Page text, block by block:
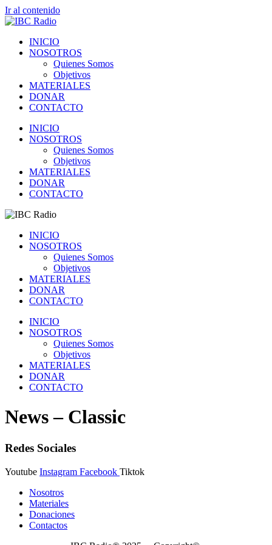
Ir al contenido
INICIO
NOSOTROS
Quienes Somos
Objetivos
MATERIALES
DONAR
CONTACTO
INICIO
NOSOTROS
Quienes Somos
Objetivos
MATERIALES
DONAR
CONTACTO
INICIO
NOSOTROS
Quienes Somos
Objetivos
MATERIALES
DONAR
CONTACTO
INICIO
NOSOTROS
Quienes Somos
Objetivos
MATERIALES
DONAR
CONTACTO
News – Classic
Redes Sociales
Youtube Instagram Facebook Tiktok
Nosotros
Materiales
Donaciones
Contactos